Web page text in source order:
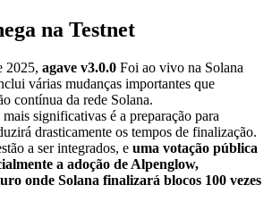
na Testnet
2025, agave v3.0.0 Foi ao vivo na Solana
várias mudanças importantes que
contínua da rede Solana.
significativas é a preparação para
drasticamente os tempos de finalização.
a ser integrados, e uma votação pública
a adoção de Alpenglow,
onde Solana finalizará blocos 100 vezes